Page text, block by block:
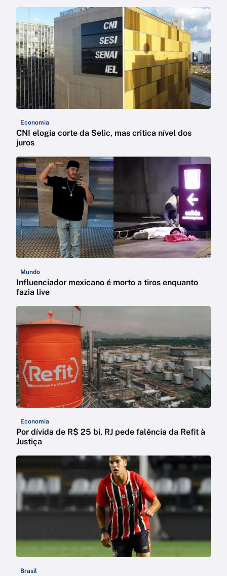
Economia
CNI elogia corte da Selic, mas critica nível dos
juros
Mundo
Influenciador mexicano é morto a tiros enquanto
fazia live
Economia
Por dívida de R$ 25 bi, RJ pede falência da Refit à
Justiça
Brasil